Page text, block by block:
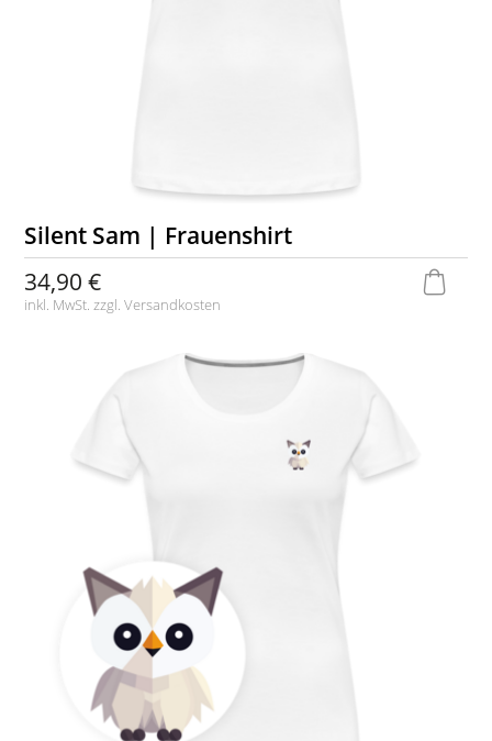
Silent Sam | Frauenshirt
34,90 €
inkl. MwSt. zzgl.Versandkosten